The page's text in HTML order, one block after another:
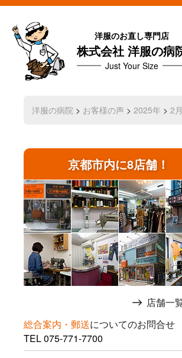
洋服のお直し専門店
株式会社 洋服の病
Just Your Size
洋服の病院 > お客様の声 > 2025年 > 2月
京都市内に8店舗！
店舗一
総合案内・郵送についてのお問合せ
TEL075-771-7700